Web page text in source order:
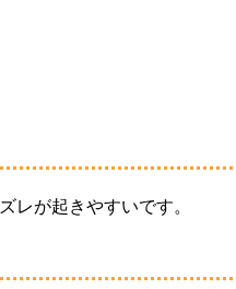
ズレが起きやすいです。